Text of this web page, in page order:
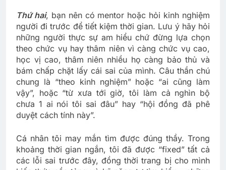
Thứ hai, bạn nên có mentor hoặc hỏi kinh nghiệm
người đi trước để tiết kiệm thời gian. Lưu ý hãy hỏi
những người thực sự am hiểu chứ đừng lựa chọn
theo chức vụ hay thâm niên vì càng chức vụ cao,
học vị cao, thâm niên nhiều họ càng bảo thủ và
bám chấp chặt lấy cái sai của mình. Câu thần chú
chung là “theo kinh nghiệm” hoặc “ai cũng làm
vậy”, hoặc “từ xưa tới giờ, tôi làm cả nghìn bộ
chưa 1 ai nói tôi sai đâu” hay “hội đồng đã phê
duyệt cách tính này”.
Cá nhân tôi may mắn tìm được đúng thầy. Trong
khoảng thời gian ngắn, tôi đã được “fixed” tất cả
các lỗi sai trước đây, đồng thời trang bị cho mình